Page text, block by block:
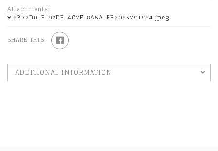
Attachments:
8B72D01F-92DE-4C7F-8A5A-EE2085791984.jpeg
SHARE THIS:
ADDITIONAL INFORMATION